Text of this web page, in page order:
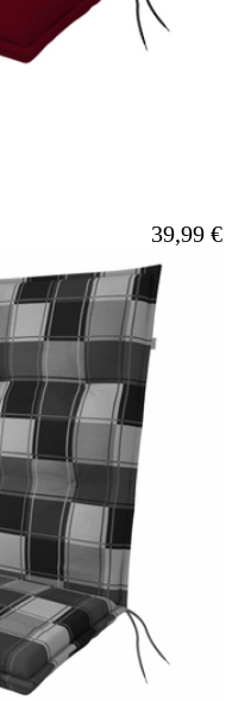
Ab
39,99 €